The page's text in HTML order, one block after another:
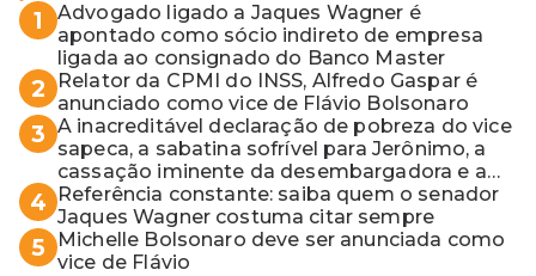
1
Advogado ligado a Jaques Wagner é
apontado como sócio indireto de empresa
ligada ao consignado do Banco Master
2
Relator da CPMI do INSS, Alfredo Gaspar é
anunciado como vice de Flávio Bolsonaro
3 A inacreditável declaração de pobreza do vice
sapeca, a sabatina sofrível para Jerônimo, a
cassação iminente da desembargadora e a
vaga do Quinto para o MP baiano
4
Referência constante: saiba quem o senador
Jaques Wagner costuma citar sempre
5
Michelle Bolsonaro deve ser anunciada como
vice de Flávio